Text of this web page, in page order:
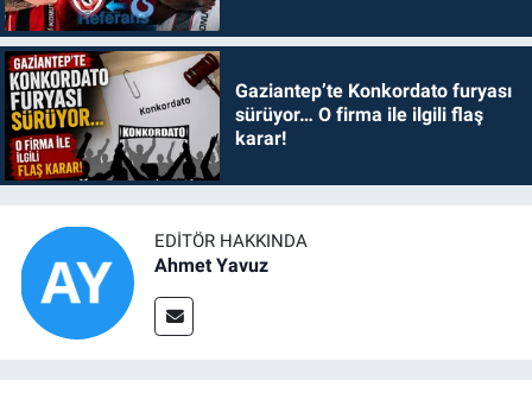
Gaziantep’te Konkordato furyası
sürüyor… O firma ile ilgili flaş
karar!
EDITÖR HAKKINDA
Ahmet Yavuz